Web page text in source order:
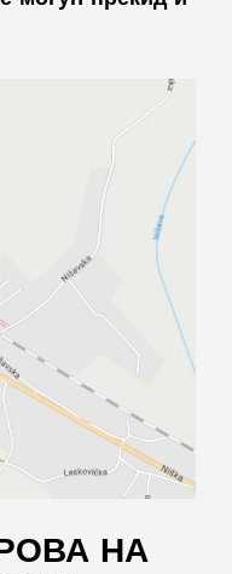
НА